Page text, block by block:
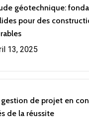
géotechnique:
pour des
13, 2025
gestion de projet en
de la réussite